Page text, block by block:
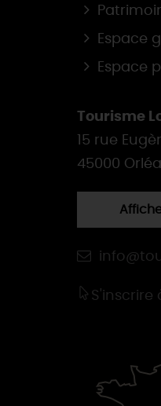
Espace
Espace
Tourisme
15 rue
45000
S'inscrire